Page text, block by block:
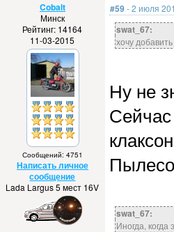
Cobalt
Минск
Рейтинг: 14164
11-03-2015
Сообщений: 4751
Написать личное
сообщение
Lada Largus 5 мест 16V
#59- 2 июля
swat_67:
хочу
Ну не
Сейчас
swat_67:
Иногда,